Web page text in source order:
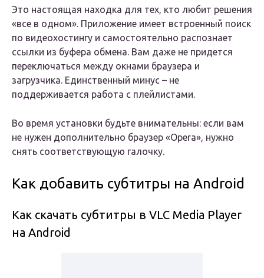
Это настоящая находка для тех, кто любит решения
«все в одном». Приложение имеет встроенный поиск
по видеохостингу и самостоятельно распознает
ссылки из буфера обмена. Вам даже не придется
переключаться между окнами браузера и
загрузчика. Единственный минус – не
поддерживается работа с плейлистами.
Во время установки будьте внимательны: если вам
не нужен дополнительно браузер «Оpera», нужно
снять соответствующую галочку.
Как добавить субтитры на Android
Как скачать субтитры в VLC Media Player
на Android